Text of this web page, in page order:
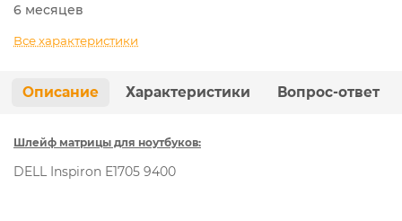
6 месяцев
Все характеристики
Описание Характеристики Вопрос-ответ
Шлейф матрицы для ноутбуков:
DELL Inspiron E1705 9400